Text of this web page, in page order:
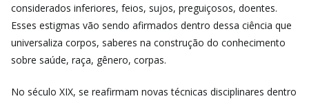
considerados inferiores, feios, sujos, preguiçosos, doentes.
Esses estigmas vão sendo afirmados dentro dessa ciência que
universaliza corpos, saberes na construção do conhecimento
sobre saúde, raça, gênero, corpas.
No século XIX, se reafirmam novas técnicas disciplinares dentro